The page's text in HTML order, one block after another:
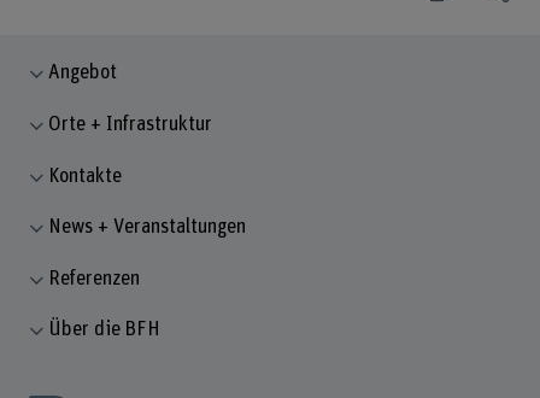
Angebot
Orte + Infrastruktur
Kontakte
News + Veranstaltungen
Referenzen
Über die BFH